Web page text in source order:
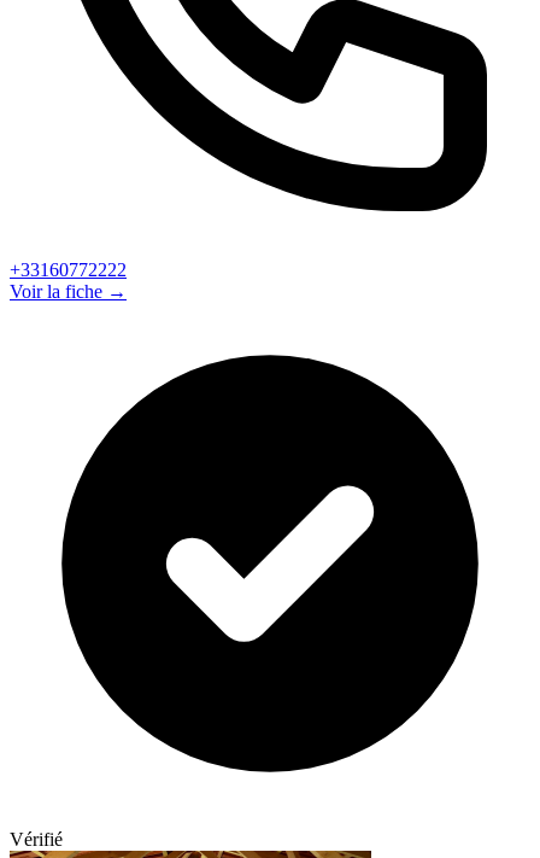
+33160772222
Voir la fiche →
Vérifié